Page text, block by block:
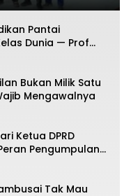
Pantai
Dunia — Prof
Kepala
Bukan Milik Satu
Mengawalnya
Ketua DPRD
Pengumpulan
Diusut
Tak Mau